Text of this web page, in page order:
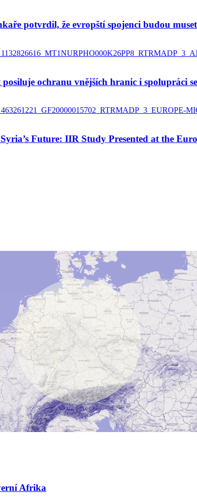
potvrdil, že evropští spojenci budou
ochranu vnějších hranic i spolupráci
Future: IIR Study Presented at the
Afrika